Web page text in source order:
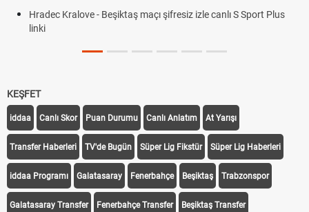
Hradec Kralove - Beşiktaş maçı şifresiz izle canlı S Sport Plus
linki
KEŞFET
iddaa Canlı Skor Puan Durumu Canlı Anlatım At Yarışı
Transfer Haberleri TV'de Bugün Süper Lig Fikstür Süper Lig Haberleri
iddaa Programı Galatasaray Fenerbahçe Beşiktaş Trabzonspor
Galatasaray Transfer Fenerbahçe Transfer Beşiktaş Transfer